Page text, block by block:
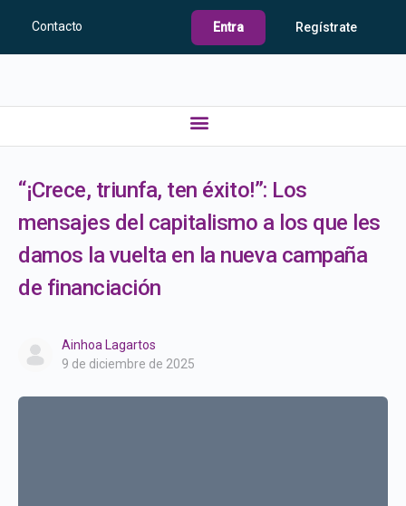
Contacto Entra Regístrate
“¡Crece, triunfa, ten éxito!”: Los
mensajes del capitalismo a los que les
damos la vuelta en la nueva campaña
de financiación
Ainhoa Lagartos
9 de diciembre de 2025